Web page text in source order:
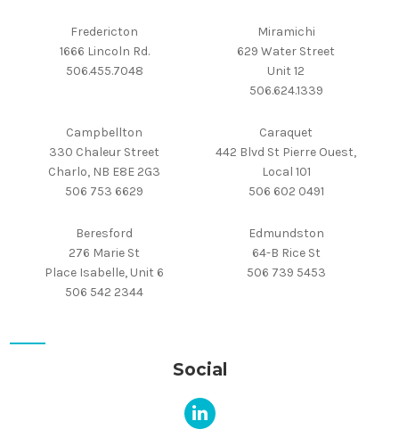
Fredericton
1666 Lincoln Rd.
506.455.7048
Miramichi
629 Water Street
Unit 12
506.624.1339
Campbellton
330 Chaleur Street
Charlo, NB E8E 2G3
506 753 6629
Caraquet
442 Blvd St Pierre Ouest,
Local 101
506 602 0491
Beresford
276 Marie St
Place Isabelle, Unit 6
506 542 2344
Edmundston
64-B Rice St
506 739 5453
Social